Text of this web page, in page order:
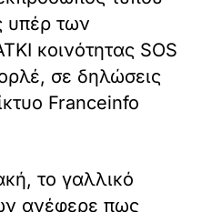
τάσεις σε βάρος
τονίζοντας πως
επιβεβαιώνουν
μετέδωσε το
Διαβάστε επίσης:
Όταν το ποδόσφαιρο